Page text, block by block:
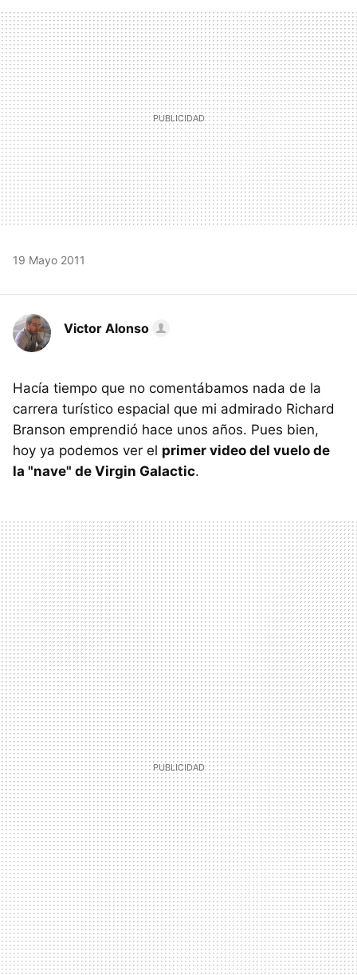
MAIL
19 Mayo 2011
Victor Alonso
Hacía tiempo que no comentábamos nada de la
carrera turístico espacial que mi admirado Richard
Branson emprendió hace unos años. Pues bien,
hoy ya podemos ver el primer video del vuelo de
la "nave" de Virgin Galactic.